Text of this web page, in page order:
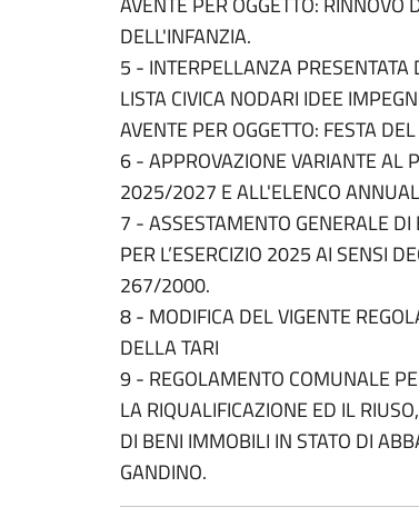
DELL'INFANZIA.
5 - INTERPELLANZA
LISTA CIVICA NODARI IDEE
AVENTE PER OGGETTO: FESTA
6 - APPROVAZIONE VARIANTE AL
2025/2027 E ALL'ELENCO
7 - ASSESTAMENTO GENERALE
PER L’ESERCIZIO 2025 AI SENSI
267/2000.
8 - MODIFICA DEL VIGENTE
DELLA TARI
9 - REGOLAMENTO COMUNALE
LA RIQUALIFICAZIONE ED IL
DI BENI IMMOBILI IN STATO DI
GANDINO.